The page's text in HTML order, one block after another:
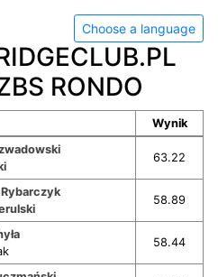
Choose a language
RONDO
Wynik
63.22
58.89
58.44